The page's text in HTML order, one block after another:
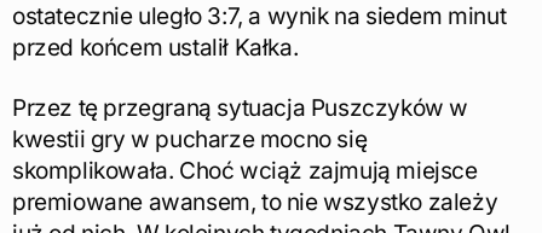
ostatecznie uległo 3:7, a wynik na siedem minut
przed końcem ustalił Kałka.
Przez tę przegraną sytuacja Puszczyków w
kwestii gry w pucharze mocno się
skomplikowała. Choć wciąż zajmują miejsce
premiowane awansem, to nie wszystko zależy